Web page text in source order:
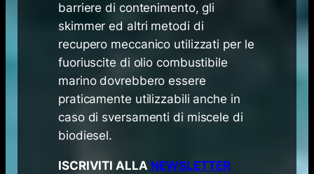
barriere di contenimento, gli
skimmer ed altri metodi di
recupero meccanico utilizzati per le
fuoriuscite di olio combustibile
marino dovrebbero essere
praticamente utilizzabili anche in
caso di sversamenti di miscele di
biodiesel.
ISCRIVITI ALLA NEWSLETTER